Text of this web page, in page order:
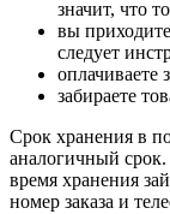
значит, что
вы
следует
оплачиваете
забираете
Срок хранения в
аналогичный
время хранения
номер заказа и